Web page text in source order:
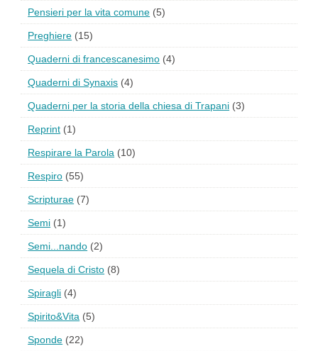
Pensieri per la vita comune (5)
Preghiere (15)
Quaderni di francescanesimo (4)
Quaderni di Synaxis (4)
Quaderni per la storia della chiesa di Trapani (3)
Reprint (1)
Respirare la Parola (10)
Respiro (55)
Scripturae (7)
Semi (1)
Semi...nando (2)
Sequela di Cristo (8)
Spiragli (4)
Spirito&Vita (5)
Sponde (22)